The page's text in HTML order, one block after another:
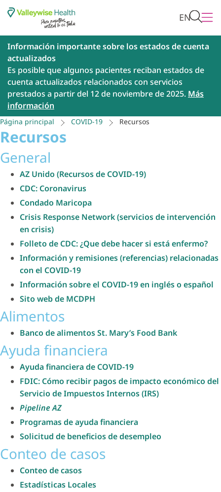
EN
Información importante sobre los estados de cuenta
actualizados
Es posible que algunos pacientes reciban estados de
cuenta actualizados relacionados con servicios
prestados a partir del 12 de noviembre de 2025. Más
información
Página principal COVID-19 Recursos
Recursos
General
AZ Unido (Recursos de COVID-19)
CDC: Coronavirus
Condado Maricopa
Crisis Response Network (servicios de intervención
en crisis)
Folleto de CDC: ¿Que debe hacer si está enfermo?
Información y remisiones (referencias) relacionadas
con el COVID-19
Información sobre el COVID-19 en inglés o español
Sito web de MCDPH
Alimentos
Banco de alimentos St. Mary’s Food Bank
Ayuda financiera
Ayuda financiera de COVID-19
FDIC: Cómo recibir pagos de impacto económico del
Servicio de Impuestos Internos (IRS)
Pipeline AZ
Programas de ayuda financiera
Solicitud de beneficios de desempleo
Conteo de casos
Conteo de casos
Estadísticas Locales